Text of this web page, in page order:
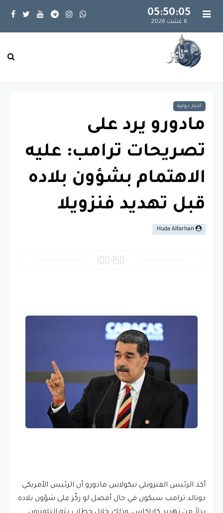
05:50:06
8 غشت 2026
اخبار دولية
مادورو يرد على
تصريحات ترامب: عليه
الاهتمام بشؤون بلاده
قبل تهديد فنزويلا
Huda Alfarhan
أكد الرئيس الفنزويلي نيكولاس مادورو أن الرئيس الأمريكي
دونالد ترامب سيكون في حال أفضل لو ركّز على شؤون بلاده